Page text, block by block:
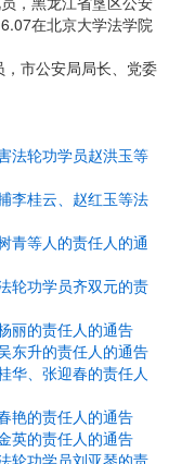
在北京大学法学院
市公安局局长、党委
法轮功学员赵洪玉等
李桂云、赵红玉等法
青等人的责任人的通
轮功学员齐双元的责
丽的责任人的通告
东升的责任人的通告
华、张迎春的责任人
艳的责任人的通告
英的责任人的通告
轮功学员刘亚琴的责